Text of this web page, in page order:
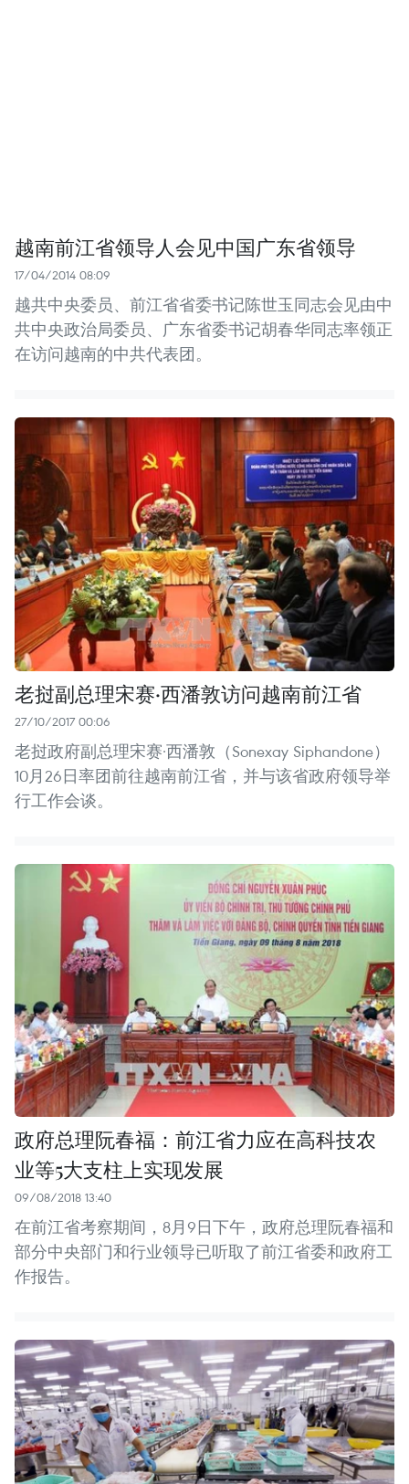
越南前江省领导人会见中国广东省领导
17/04/2014 08:09
越共中央委员、前江省省委书记陈世玉同志会见由中
共中央政治局委员、广东省委书记胡春华同志率领正
在访问越南的中共代表团。
老挝副总理宋赛·西潘敦访问越南前江省
27/10/2017 00:06
老挝政府副总理宋赛·西潘敦（Sonexay Siphandone）
10月26日率团前往越南前江省，并与该省政府领导举
行工作会谈。
政府总理阮春福：前江省力应在高科技农
业等5大支柱上实现发展
09/08/2018 13:40
在前江省考察期间，8月9日下午，政府总理阮春福和
部分中央部门和行业领导已听取了前江省委和政府工
作报告。